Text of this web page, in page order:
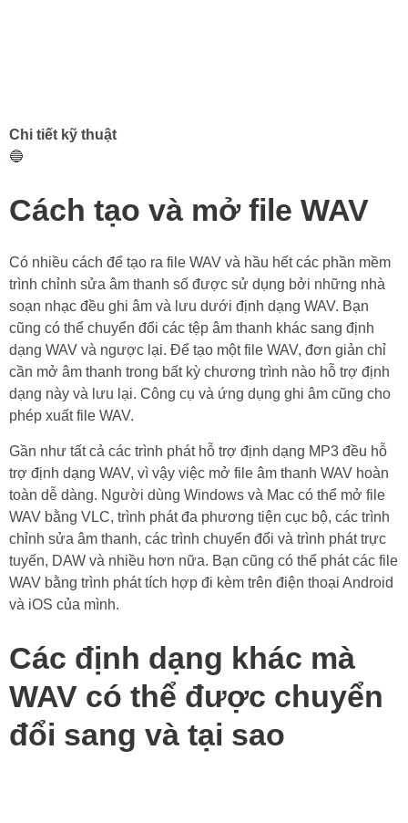
Chi tiết kỹ thuật
🔵
Cách tạo và mở file WAV
Có nhiều cách để tạo ra file WAV và hầu hết các phần mềm
trình chỉnh sửa âm thanh số được sử dụng bởi những nhà
soạn nhạc đều ghi âm và lưu dưới định dạng WAV. Bạn
cũng có thể chuyển đổi các tệp âm thanh khác sang định
dạng WAV và ngược lại. Để tạo một file WAV, đơn giản chỉ
cần mở âm thanh trong bất kỳ chương trình nào hỗ trợ định
dạng này và lưu lại. Công cụ và ứng dụng ghi âm cũng cho
phép xuất file WAV.
Gần như tất cả các trình phát hỗ trợ định dạng MP3 đều hỗ
trợ định dạng WAV, vì vậy việc mở file âm thanh WAV hoàn
toàn dễ dàng. Người dùng Windows và Mac có thể mở file
WAV bằng VLC, trình phát đa phương tiện cục bộ, các trình
chỉnh sửa âm thanh, các trình chuyển đổi và trình phát trực
tuyến, DAW và nhiều hơn nữa. Bạn cũng có thể phát các file
WAV bằng trình phát tích hợp đi kèm trên điện thoại Android
và iOS của mình.
Các định dạng khác mà
WAV có thể được chuyển
đổi sang và tại sao